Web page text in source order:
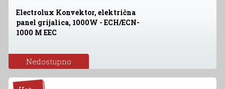
Electrolux Konvektor, električna
panel grijalica, 1000W - ECH/ECN-
1000 M EEC
Nedostupno